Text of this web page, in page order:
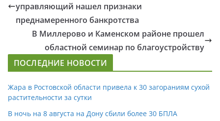
управляющий нашел признаки
преднамеренного банкротства
В Миллерово и Каменском районе прошел
областной семинар по благоустройству
ПОСЛЕДНИЕ НОВОСТИ
Жара в Ростовской области привела к 30 загораниям сухой
растительности за сутки
В ночь на 8 августа на Дону сбили более 30 БПЛА